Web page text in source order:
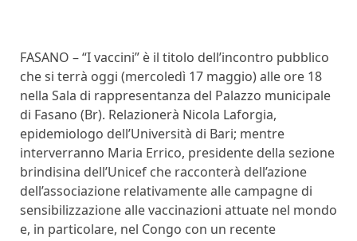
FASANO – “I vaccini” è il titolo dell’incontro pubblico
che si terrà oggi (mercoledì 17 maggio) alle ore 18
nella Sala di rappresentanza del Palazzo municipale
di Fasano (Br). Relazionerà Nicola Laforgia,
epidemiologo dell’Università di Bari; mentre
interverranno Maria Errico, presidente della sezione
brindisina dell’Unicef che racconterà dell’azione
dell’associazione relativamente alle campagne di
sensibilizzazione alle vaccinazioni attuate nel mondo
e, in particolare, nel Congo con un recente